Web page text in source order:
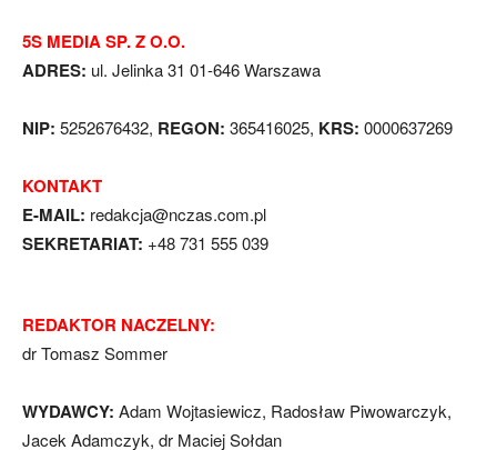
5S MEDIA SP. Z O.O.
ADRES: ul. Jelinka 31 01-646 Warszawa
NIP: 5252676432, REGON: 365416025, KRS: 0000637269
KONTAKT
E-MAIL: redakcja@nczas.com.pl
SEKRETARIAT: +48 731 555 039
REDAKTOR NACZELNY:
dr Tomasz Sommer
WYDAWCY: Adam Wojtasiewicz, Radosław Piwowarczyk,
Jacek Adamczyk, dr Maciej Sołdan